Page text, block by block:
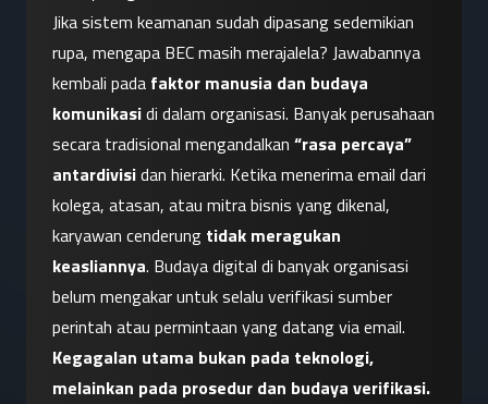
Jika sistem keamanan sudah dipasang sedemikian
rupa, mengapa BEC masih merajalela? Jawabannya
kembali pada faktor manusia dan budaya
komunikasi di dalam organisasi. Banyak perusahaan
secara tradisional mengandalkan “rasa percaya”
antardivisi dan hierarki. Ketika menerima email dari
kolega, atasan, atau mitra bisnis yang dikenal,
karyawan cenderung tidak meragukan
keasliannya. Budaya digital di banyak organisasi
belum mengakar untuk selalu verifikasi sumber
perintah atau permintaan yang datang via email.
Kegagalan utama bukan pada teknologi,
melainkan pada prosedur dan budaya verifikasi.